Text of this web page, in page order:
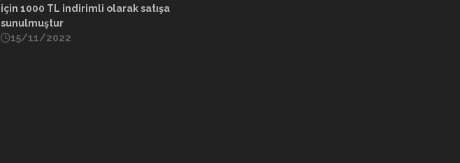
için 1000 TL indirimli olarak satışa
sunulmuştur
15/11/2022